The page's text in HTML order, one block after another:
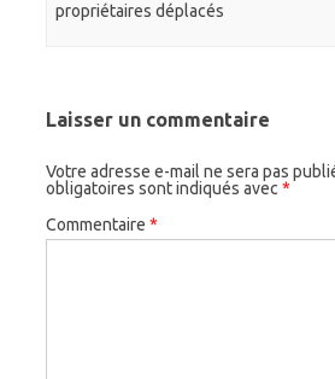
propriétaires déplacés
Laisser un commentaire
Votre adresse e-mail ne sera pas
obligatoires sont indiqués avec *
Commentaire *